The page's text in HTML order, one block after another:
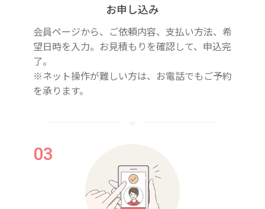
お申し込み
会員ページから、ご依頼内容、支払い方法、希
望日時を入力。お見積もりを確認して、申込完
了。
※ネット操作が難しい方は、お電話でもご予約
を承ります。